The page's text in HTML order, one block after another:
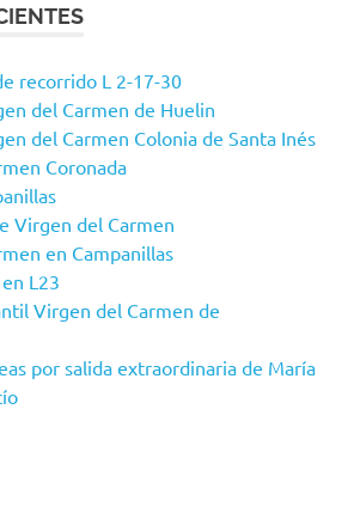
recorrido L 2-17-30
del Carmen de Huelin
del Carmen Colonia de Santa Inés
Coronada
Virgen del Carmen
en Campanillas
L23
Virgen del Carmen de
por salida extraordinaria de María